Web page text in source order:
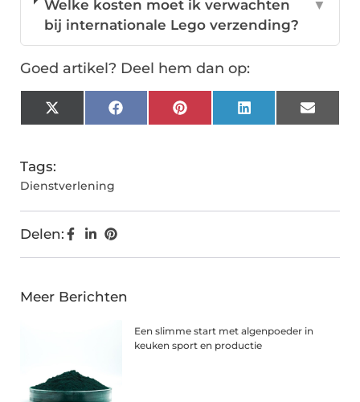
Welke kosten moet ik verwachten
bij internationale Lego verzending?
▼
Goed artikel? Deel hem dan op:
X
(Twitter)
FacebookPinterestLinkedInEmail
Tags:
Dienstverlening
Delen:
Meer Berichten
Een slimme start met algenpoeder in
keuken sport en productie